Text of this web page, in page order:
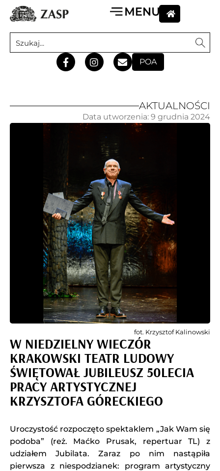
POA
AKTUALNOŚCI
W NIEDZIELNY WIECZÓR
KRAKOWSKI TEATR LUDOWY
ŚWIĘTOWAŁ JUBILEUSZ 50LECIA
PRACY ARTYSTYCZNEJ
KRZYSZTOFA GÓRECKIEGO
Uroczystość rozpoczęto spektaklem „Jak Wam się
podoba” (reż. Maćko Prusak, repertuar TL) z
udziałem Jubilata. Zaraz po nim nastąpiła
pierwsza z niespodzianek: program artystyczny
Data utworzenia: 9 grudnia 2024
fot. Krzysztof Kalinowski